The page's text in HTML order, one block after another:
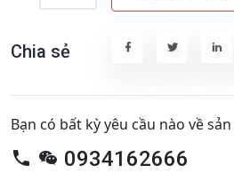
Chia sẻ
Bạn có bất kỳ yêu cầu nào về
0934162666